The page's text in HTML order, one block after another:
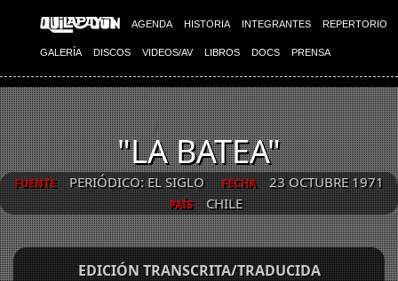
AGENDA HISTORIA INTEGRANTES REPERTORIO
GALERÍA DISCOS VIDEOS/AV LIBROS DOCS PRENSA
"LA BATEA"
FUENTE PERIÓDICO: EL SIGLO FECHA 23 OCTUBRE 1971
PAÍS CHILE
EDICIÓN TRANSCRITA/TRADUCIDA